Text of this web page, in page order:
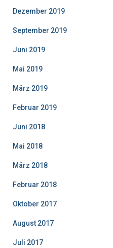
Dezember 2019
September 2019
Juni 2019
Mai 2019
März 2019
Februar 2019
Juni 2018
Mai 2018
März 2018
Februar 2018
Oktober 2017
August 2017
Juli 2017